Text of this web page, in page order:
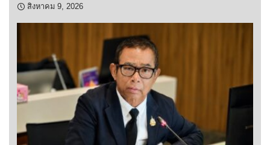
สิงหาคม 9, 2026